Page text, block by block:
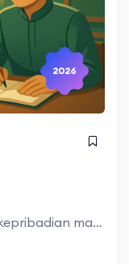
2026
Memberikan bekal terbentuknya kepribadian mahasiswa secara utuh (kaffah) dengan menjadikan ajaran Islam sebagai landasan berpikir, bersikap, dan berperilaku dalam pengembangan keilmuan dan profesinya. Kepribadian yang